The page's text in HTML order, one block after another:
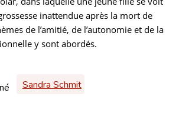
inattendue après la mort de
de l’amitié, de l’autonomie et de la
y sont abordés.
Sandra Schmit